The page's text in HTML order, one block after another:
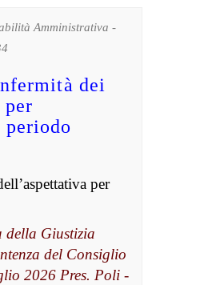
Amministrativa -
dei
periodo
per
della Giustizia
del Consiglio
2026 Pres. Poli -